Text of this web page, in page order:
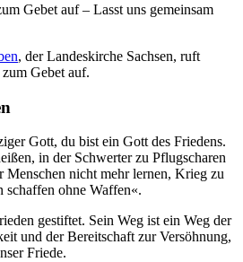
Gebet auf – Lasst uns gemeinsam
, der Landeskirche Sachsen, ruft
Gebet auf.
Gott, du bist ein Gott des Friedens.
in der Schwerter zu Pflugscharen
Menschen nicht mehr lernen, Krieg zu
ohne Waffen«.
gestiftet. Sein Weg ist ein Weg der
und der Bereitschaft zur Versöhnung,
Friede.